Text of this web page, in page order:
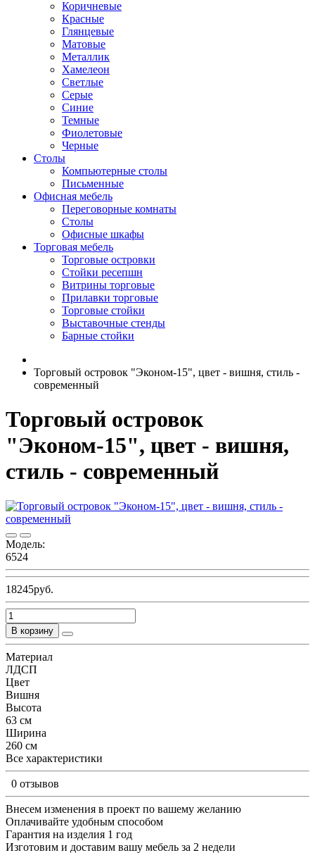
Коричневые
Красные
Глянцевые
Матовые
Металлик
Хамелеон
Светлые
Серые
Синие
Темные
Фиолетовые
Черные
Столы
Компьютерные столы
Письменные
Офисная мебель
Переговорные комнаты
Столы
Офисные шкафы
Торговая мебель
Торговые островки
Стойки ресепшн
Витрины торговые
Прилавки торговые
Торговые стойки
Выставочные стенды
Барные стойки
Торговый островок "Эконом-15", цвет - вишня, стиль -
современный
Торговый островок
"Эконом-15", цвет - вишня,
стиль - современный
Модель:
6524
18245руб.
В корзину
Материал
ЛДСП
Цвет
Вишня
Высота
63 см
Ширина
260 см
Все характеристики
0 отзывов
Внесем изменения в проект по вашему желанию
Оплачивайте удобным способом
Гарантия на изделия 1 год
Изготовим и доставим вашу мебель за 2 недели